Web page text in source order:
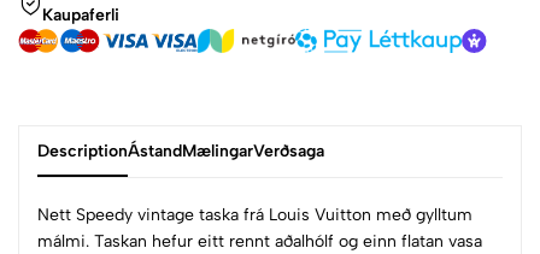
Kaupaferli
DescriptionÁstandMælingarVerðsaga
Nett Speedy vintage taska frá Louis Vuitton með gylltum
málmi. Taskan hefur eitt rennt aðalhólf og einn flatan vasa